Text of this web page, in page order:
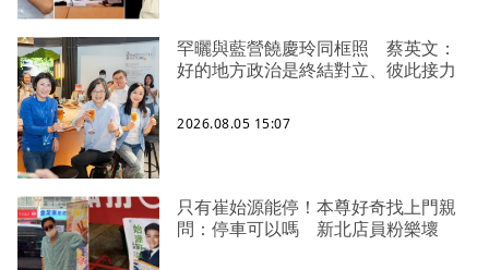
罕曬與藍營饒慶玲同框照 蔡英文：
好的地方政治是終結對立、彼此接力
2026.08.05 15:07
只有崔始源能停！本尊好奇找上門親
問：停車可以嗎 新北店員粉樂壞